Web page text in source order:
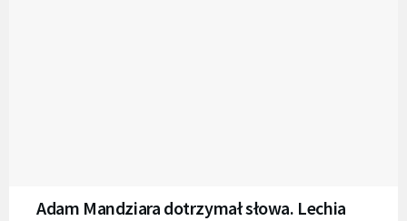
Adam Mandziara dotrzymał słowa. Lechia